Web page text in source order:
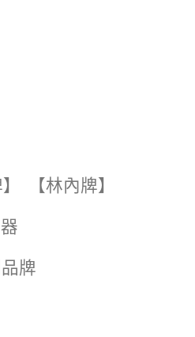
【林內牌】
品牌